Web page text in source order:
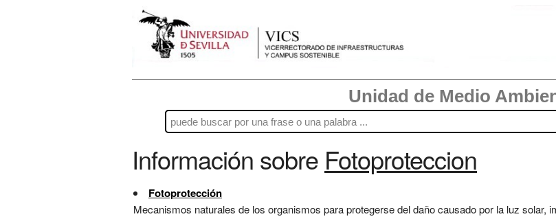
Unidad de Medio
Información sobre Fotoproteccion
Fotoprotección
Mecanismos naturales de los organismos para protegerse del daño causado por la luz solar,